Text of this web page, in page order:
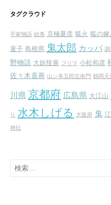
イ
タグクラウド
平家物語 絵巻 京極夏彦 狐火 狐の嫁
童子 島根県 鬼太郎 カッパ 調
野物語 大妖怪展 フリマ 小松和彦
佐々木喜善 山ン本五郎左衛門 鶴岡天
川県 京都府 広島県 大江山
り 水木しげる 大阪府 鬼
神社
検
索: